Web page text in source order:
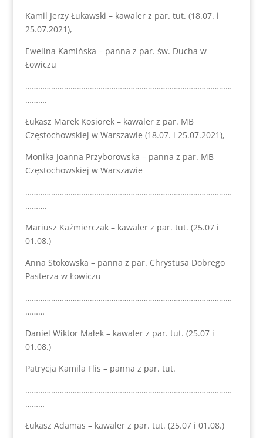
Kamil Jerzy Łukawski – kawaler z par. tut. (18.07. i
25.07.2021),
Ewelina Kamińska – panna z par. św. Ducha w
Łowiczu
……………………………………………………………………………………
……….
Łukasz Marek Kosiorek – kawaler z par. MB
Częstochowskiej w Warszawie (18.07. i 25.07.2021),
Monika Joanna Przyborowska – panna z par. MB
Częstochowskiej w Warszawie
……………………………………………………………………………………
……….
Mariusz Kaźmierczak – kawaler z par. tut. (25.07 i
01.08.)
Anna Stokowska – panna z par. Chrystusa Dobrego
Pasterza w Łowiczu
……………………………………………………………………………………
………
Daniel Wiktor Małek – kawaler z par. tut. (25.07 i
01.08.)
Patrycja Kamila Flis – panna z par. tut.
……………………………………………………………………………………
………
Łukasz Adamas – kawaler z par. tut. (25.07 i 01.08.)